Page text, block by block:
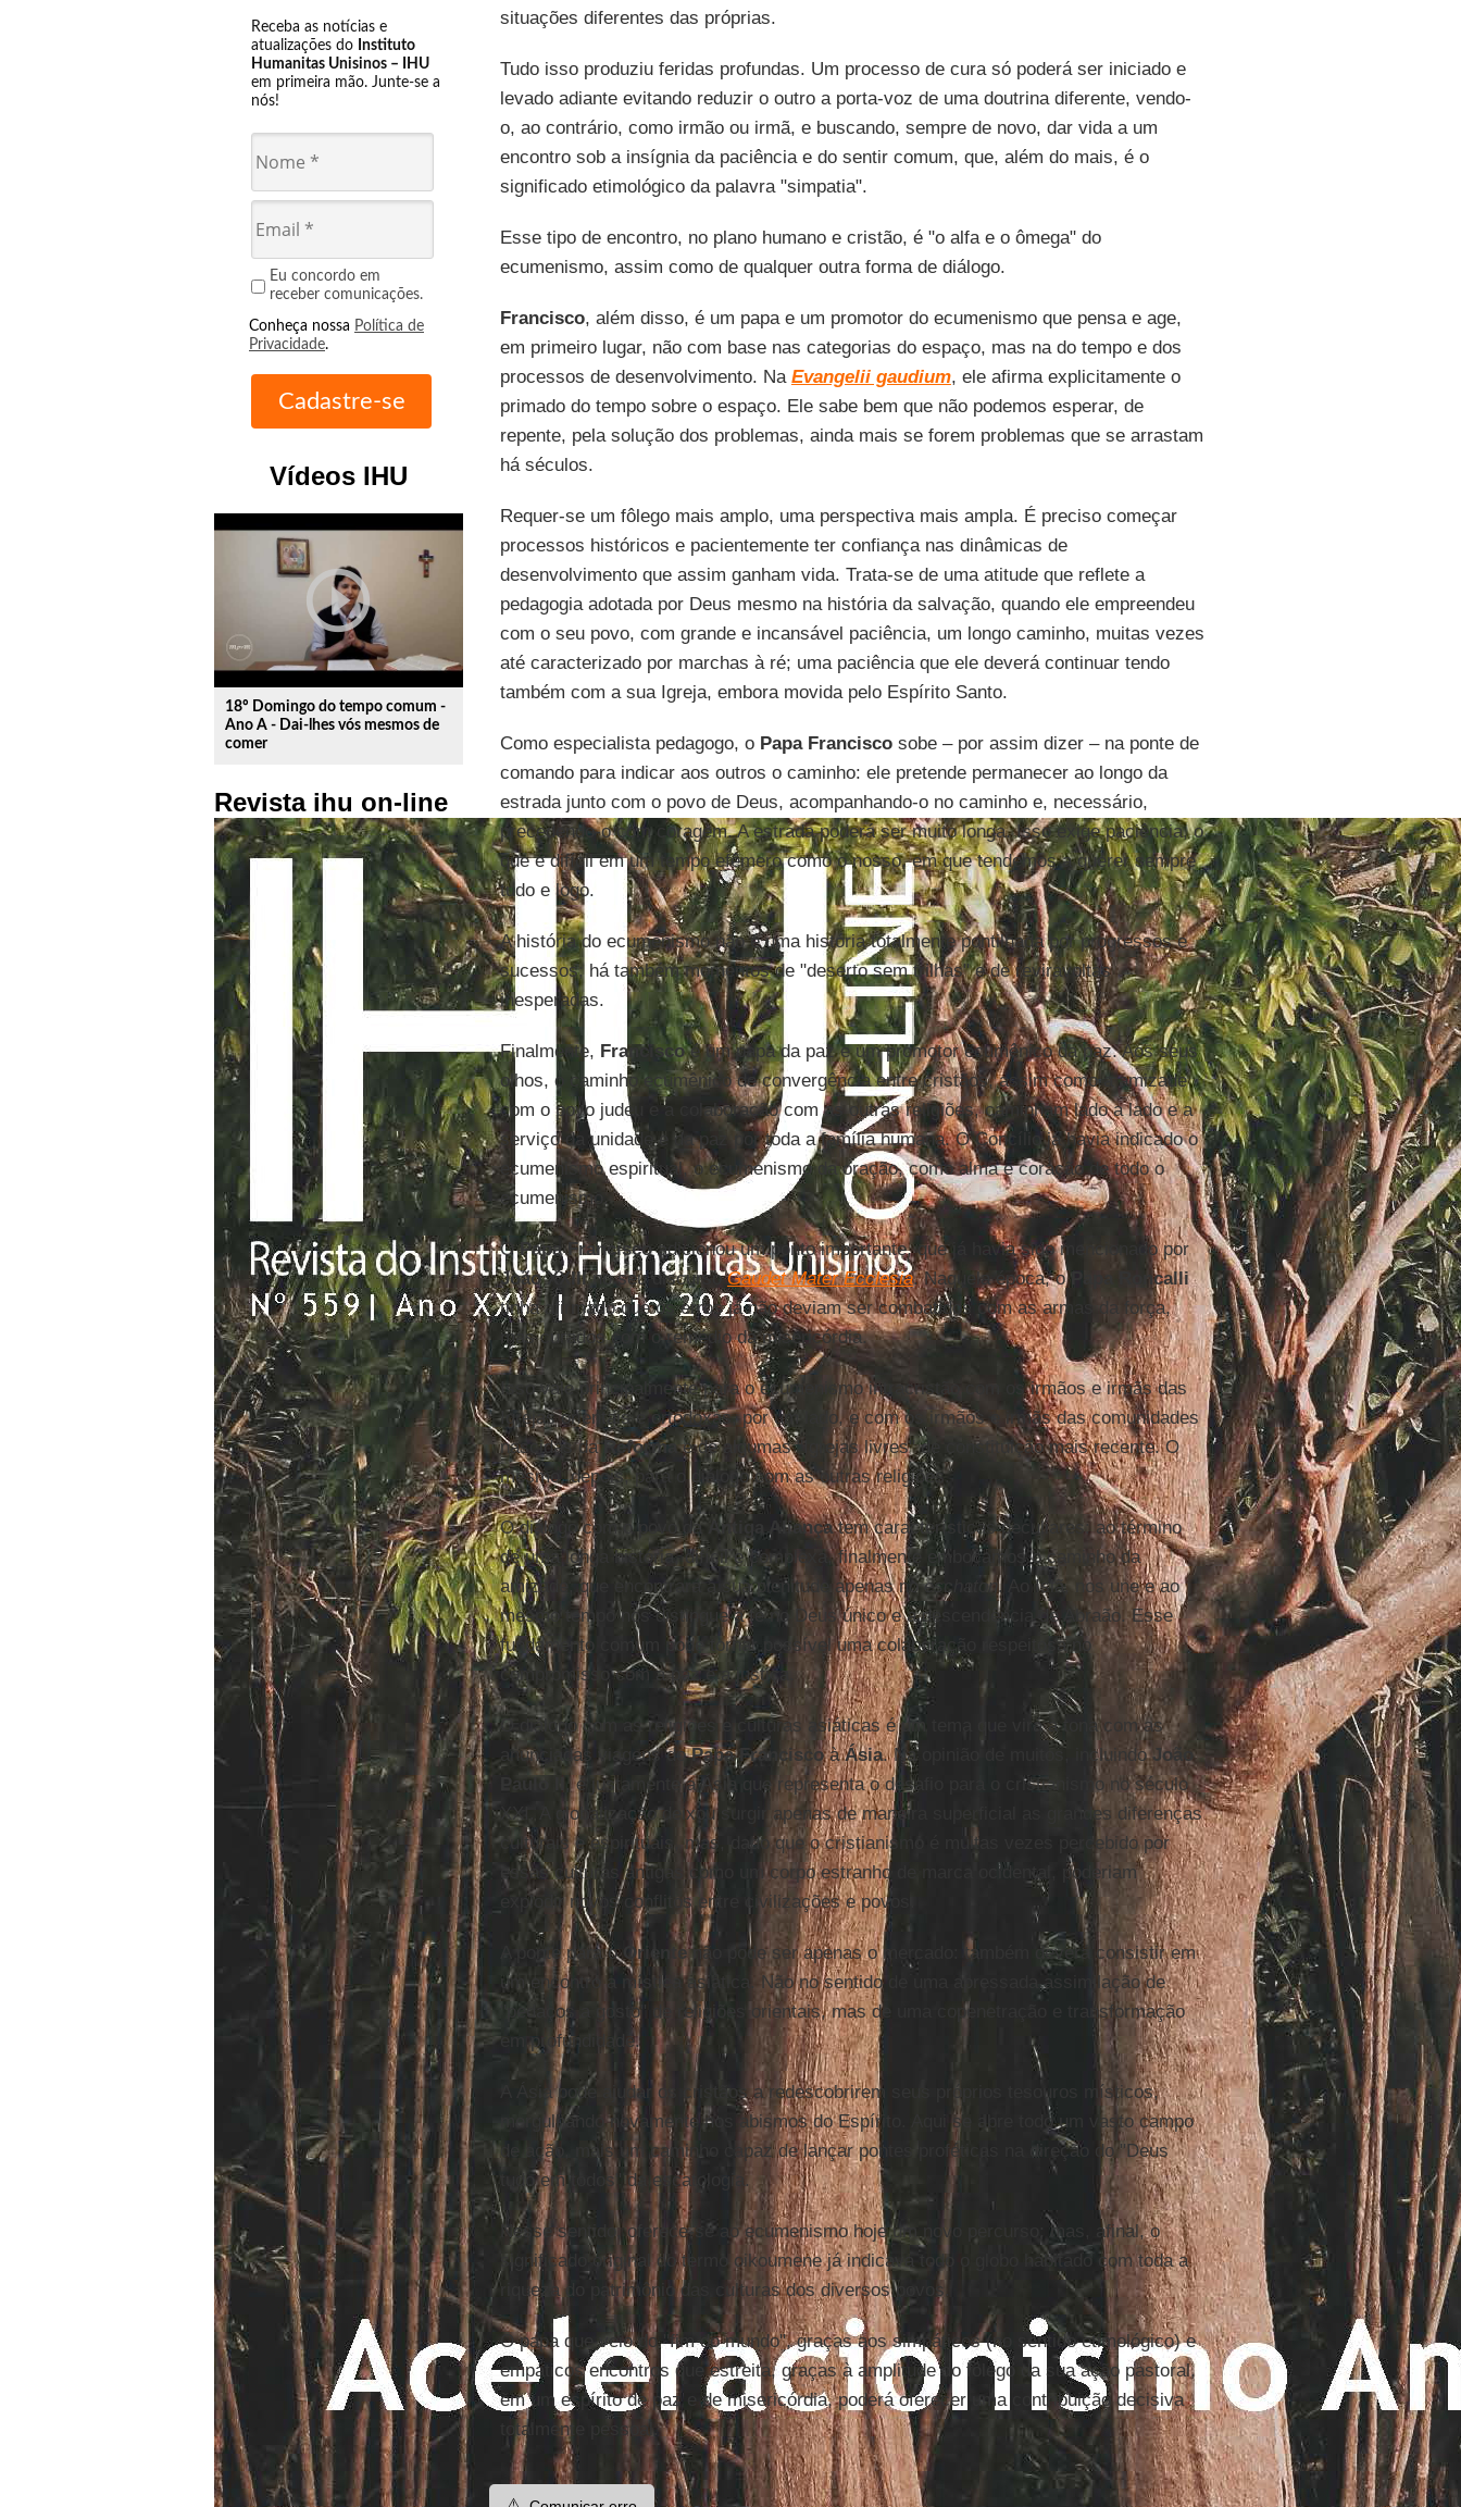
Receba as notícias e
atualizações do Instituto
Humanitas Unisinos – IHU
em primeira mão. Junte-se a
nós!
Eu concordo em
receber comunicações.
Conheça nossa Política de
Privacidade.
Vídeos IHU
play_circle_outline
18º Domingo do tempo comum -
Ano A - Dai-lhes vós mesmos de
comer
Revista ihu on-line
situações diferentes das próprias.
Tudo isso produziu feridas profundas. Um processo de cura só poderá ser iniciado e
levado adiante evitando reduzir o outro a porta-voz de uma doutrina diferente, vendo-
o, ao contrário, como irmão ou irmã, e buscando, sempre de novo, dar vida a um
encontro sob a insígnia da paciência e do sentir comum, que, além do mais, é o
significado etimológico da palavra "simpatia".
Esse tipo de encontro, no plano humano e cristão, é "o alfa e o ômega" do
ecumenismo, assim como de qualquer outra forma de diálogo.
Francisco, além disso, é um papa e um promotor do ecumenismo que pensa e age,
em primeiro lugar, não com base nas categorias do espaço, mas na do tempo e dos
processos de desenvolvimento. Na Evangelii gaudium, ele afirma explicitamente o
primado do tempo sobre o espaço. Ele sabe bem que não podemos esperar, de
repente, pela solução dos problemas, ainda mais se forem problemas que se arrastam
há séculos.
Requer-se um fôlego mais amplo, uma perspectiva mais ampla. É preciso começar
processos históricos e pacientemente ter confiança nas dinâmicas de
desenvolvimento que assim ganham vida. Trata-se de uma atitude que reflete a
pedagogia adotada por Deus mesmo na história da salvação, quando ele empreendeu
com o seu povo, com grande e incansável paciência, um longo caminho, muitas vezes
até caracterizado por marchas à ré; uma paciência que ele deverá continuar tendo
também com a sua Igreja, embora movida pelo Espírito Santo.
Como especialista pedagogo, o Papa Franciscosobe – por assim dizer – na ponte de
comando para indicar aos outros o caminho: ele pretende permanecer ao longo da
estrada junto com o povo de Deus, acompanhando-o no caminho e, necessário,
precedendo-o com coragem. A estrada poderá ser muito longa. Isso exige paciência, o
que é difícil em um tempo efêmero como o nosso, em que tendemos a querer sempre
tudo e logo.
A história do ecumenismo não é uma história totalmente pontilhada por progressos e
sucessos; há também momentos de "deserto sem trilhas" e de reviravoltas
inesperadas.
Finalmente, Franciscoé um papa da paz e um promotor ecumênico da paz. Aos seus
olhos, o caminho ecumênico de convergência entre cristãos, assim como a amizade
com o povo judeu e a colaboração com as outras religiões, caminham lado a lado e a
serviço da unidade e da paz por toda a família humana. O Concílio já havia indicado o
ecumenismo espiritual, o ecumenismo da oração, como alma e coração de todo o
ecumenismo.
OPapa Franciscoadicionou um ponto importante, que já havia sido mencionado por
João XXIIIno seu discursoGaudet Mater Ecclesia. Naquela época, o
Papa Roncalli
tinha afirmado que os erros já não deviam ser combatidos com as armas da força,
mas curados com o remédio da misericórdia.
Isso vale principalmente para o ecumenismo intracristão com os irmãos e irmãs das
Igrejas orientais e ortodoxas, por um lado, e com os irmãos e irmãs das comunidades
nascidas da Reforma e de algumas "Igrejas livres" de constituição mais recente. O
mesmo, depois, para o diálogo com as outras religiões.
O diálogo com o povo da Antiga Aliançatem características peculiares: ao término
de uma longa história, difícil e complexa, finalmente embocamos o caminho da
amizade, que encontrará a sua plenitude apenas noeschaton . Ao Islã, nos une e ao
mesmo tempo nos distingue a fé no Deus único e a descendência de Abraão. Esse
fundamento comum pode tornar possível uma colaboração respeitosa no
compromisso com a paz e a justiça.
O diálogo com as religiões e culturas asiáticas é um tema que virá à tona com as
anunciadas viagens doPapa FranciscoàÁsia. Na opinião de muitos, incluindoJoão
Paulo II
, é justamente a Ásia que representa o desafio para o cristianismo no século
XXI. A globalização deixou surgir apenas de maneira superficial as grandes diferenças
culturais e espirituais, mas, dado que o cristianismo é muitas vezes percebido por
essas culturas antigas como um corpo estranho de marca ocidental, poderiam
explodir novos conflitos entre civilizações e povos.
A ponte para oOrientenão pode ser apenas o mercado: também deverá consistir em
um encontro a mística asiática. Não no sentido de uma apressada assimilação de
"pedaços a gosto" de religiões orientais, mas de uma copenetração e transformação
em profundidade.
A Ásia pode ajudar os cristãos a redescobrirem seus próprios tesouros místicos,
mergulhando novamente nos abismos do Espírito. Aqui se abre todo um vasto campo
de ação, mais um caminho capaz de lançar pontes proféticas na direção do "Deus
tudo em todos" da escatologia.
Nesse sentido, oferece-se ao ecumenismo hoje um novo percurso; mas, afinal, o
significado original do termo oikoumene já indicava todo o globo habitado com toda a
riqueza do patrimônio das culturas dos diversos povos.
O papa que veio do "fim do mundo", graças aos simpáticos (no sentido etimológico) e
empáticos encontros que estreita, graças à amplitude do fôlego da sua ação pastoral,
em um espírito de paz e de misericórdia, poderá oferecer uma contribuição decisiva
totalmente pessoal.